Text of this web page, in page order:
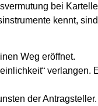
bei
kennt,
Weg eröffnet.
verlangen.
der